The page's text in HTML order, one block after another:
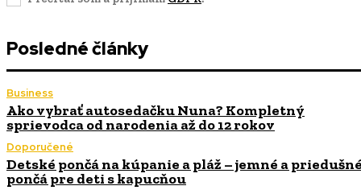
Posledné články
Business
Ako vybrať autosedačku Nuna? Kompletný
sprievodca od narodenia až do 12 rokov
Doporučené
Detské pončá na kúpanie a pláž – jemné a
pončá pre deti s kapucňou